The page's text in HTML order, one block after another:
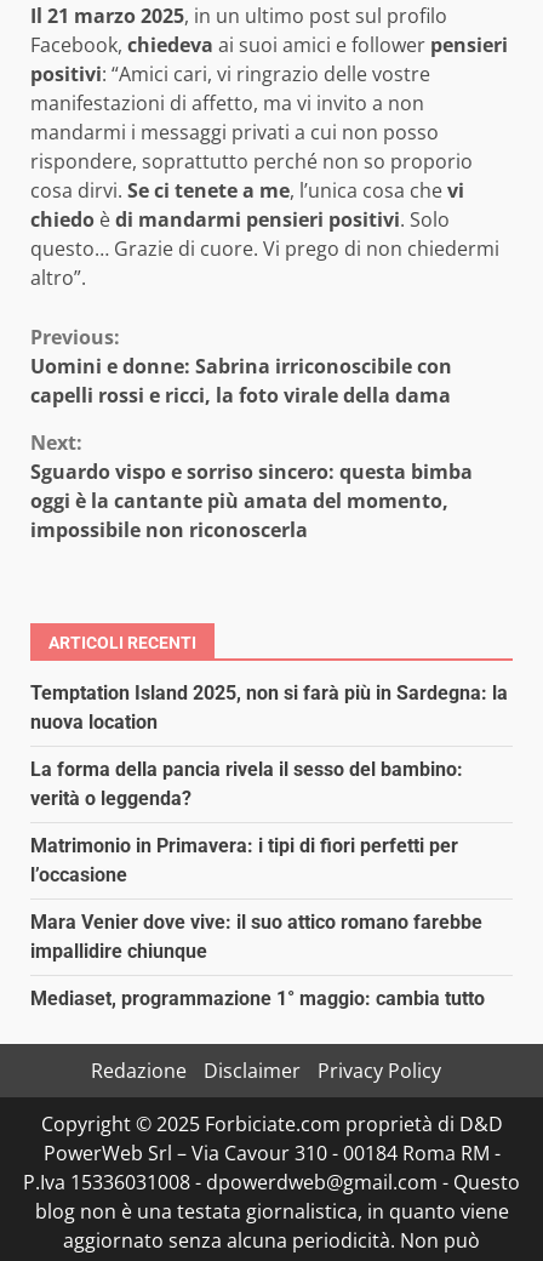
Il 21 marzo 2025, in un ultimo post sul profilo
Facebook, chiedeva ai suoi amici e follower pensieri
positivi: “Amici cari, vi ringrazio delle vostre
manifestazioni di affetto, ma vi invito a non
mandarmi i messaggi privati a cui non posso
rispondere, soprattutto perché non so proporio
cosa dirvi. Se ci tenete a me, l’unica cosa chevi
chiedo èdi mandarmi pensieri positivi. Solo
questo… Grazie di cuore. Vi prego di non chiedermi
altro”.
Continue
Reading
Previous:
Uomini e donne: Sabrina irriconoscibile con
capelli rossi e ricci, la foto virale della dama
Next:
Sguardo vispo e sorriso sincero: questa bimba
oggi è la cantante più amata del momento,
impossibile non riconoscerla
ARTICOLI RECENTI
Temptation Island 2025, non si farà più in Sardegna: la
nuova location
La forma della pancia rivela il sesso del bambino:
verità o leggenda?
Matrimonio in Primavera: i tipi di fiori perfetti per
l’occasione
Mara Venier dove vive: il suo attico romano farebbe
impallidire chiunque
Mediaset, programmazione 1° maggio: cambia tutto
Redazione Disclaimer
Privacy Policy
Copyright © 2025 Forbiciate.com proprietà di D&D
PowerWeb Srl – Via Cavour 310 - 00184 Roma RM -
P.Iva 15336031008 - dpowerdweb@gmail.com - Questo
blog non è una testata giornalistica, in quanto viene
aggiornato senza alcuna periodicità. Non può